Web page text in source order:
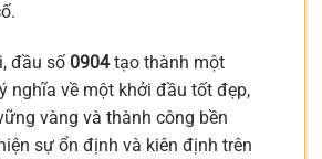
đầu số 0904tạo thành một
nghĩa về một khởi đầu tốt đẹp,
vàng và thành công bền
sự ổn định và kiên định trên